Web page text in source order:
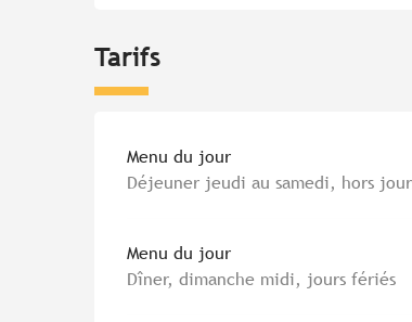
Tarifs
Tarifs 2026
Menu du jour
Déjeuner jeudi au samedi, hors
Menu du jour
Dîner, dimanche midi, jours fériés